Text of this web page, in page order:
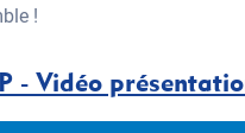
!
- Vidéo